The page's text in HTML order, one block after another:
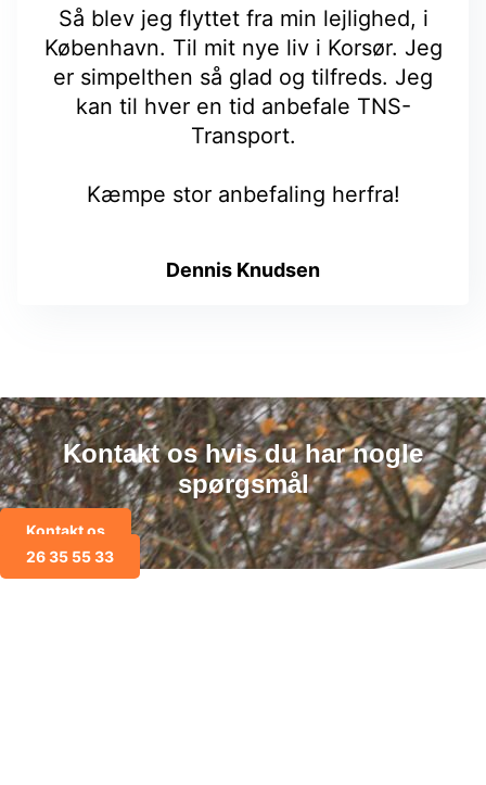
Så blev jeg flyttet fra min lejlighed, i
København. Til mit nye liv i Korsør. Jeg
er simpelthen så glad og tilfreds. Jeg
kan til hver en tid anbefale TNS-
Transport.
Kæmpe stor anbefaling herfra!
Dennis Knudsen
Kontakt os hvis du har nogle
spørgsmål
Kontakt os
26 35 55 33